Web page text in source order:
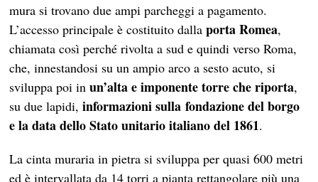
mura si trovano due ampi parcheggi a pagamento.
L’accesso principale è costituito dallaporta Romea,
chiamata così perché rivolta a sud e quindi verso Roma,
che, innestandosi su un ampio arco a sesto acuto, si
sviluppa poi inun’alta e imponente torre che riporta,
su due lapidi,informazioni sulla fondazione del borgo
e la data dello Stato unitario italiano del 1861.
La cinta muraria in pietra si sviluppa per quasi 600 metri
ed è intervallata da 14 torri a pianta rettangolare più una